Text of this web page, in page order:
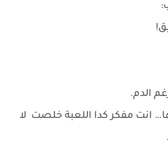
الدم.
انت مفكر كدا اللعبة خلصت لا